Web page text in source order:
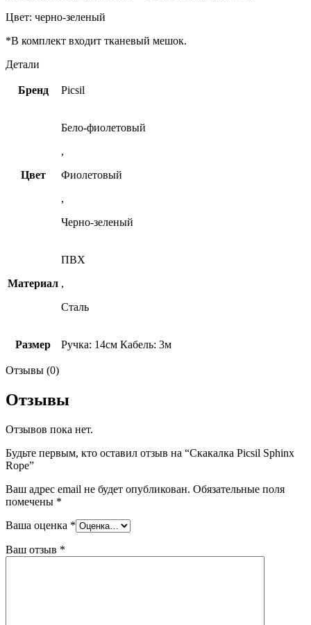
Цвет: черно-зеленый
*В комплект входит тканевый мешок.
Детали
Бренд Picsil
Цвет
Бело-фиолетовый
,
Фиолетовый
,
Черно-зеленый
Материал
ПВХ
,
Сталь
Размер Ручка: 14см Кабель: 3м
Отзывы (0)
Отзывы
Отзывов пока нет.
Будьте первым, кто оставил отзыв на “Скакалка Picsil Sphinx
Rope”
Ваш адрес email не будет опубликован. Обязательные поля
помечены *
Ваша оценка *
Ваш отзыв *